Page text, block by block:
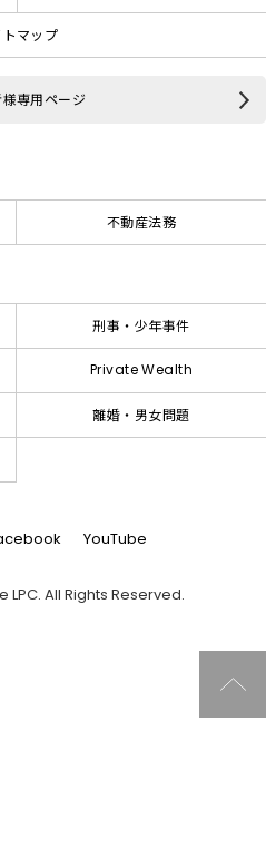
マップ
専用ページ
不動産法務
刑事・少年事件
Private Wealth
離婚・男女問題
YouTube
All Rights Reserved.